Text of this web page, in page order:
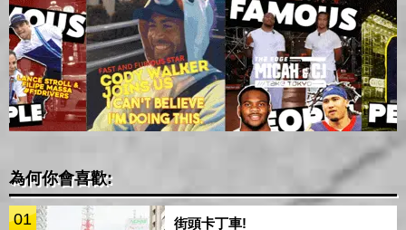
為何你會喜歡:
01 街頭卡丁車!